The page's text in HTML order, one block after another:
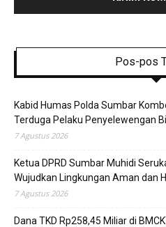
Pos-pos
Kabid Humas Polda Sumbar
Terduga Pelaku Penyelewengan
7 Agustus 2026
Ketua DPRD Sumbar Muhidi
Wujudkan Lingkungan Aman dan
7 Agustus 2026
Dana TKD Rp258,45 Miliar di